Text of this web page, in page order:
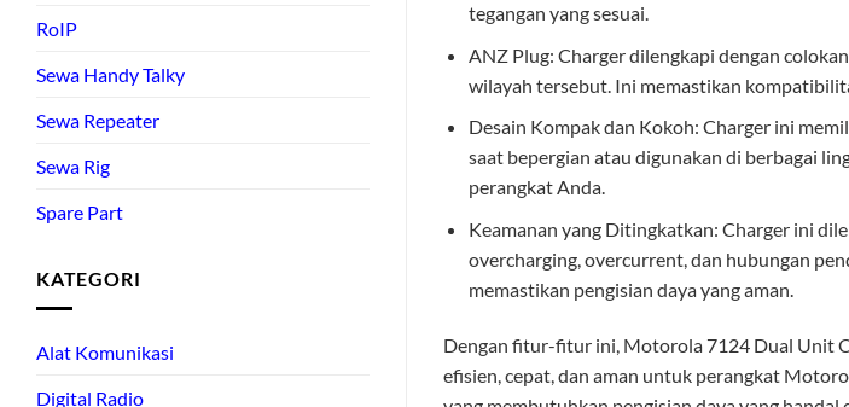
RoIP
Sewa Handy Talky
Sewa Repeater
Sewa Rig
Spare Part
KATEGORI
Alat Komunikasi
Digital Radio
tegangan yang sesuai.
ANZ Plug: Charger dilengkapi dengan
wilayah tersebut. Ini memastikan
Desain Kompak dan Kokoh: Charger ini
saat bepergian atau digunakan di berbagai
perangkat Anda.
Keamanan yang Ditingkatkan: Charger ini
overcharging, overcurrent, dan hubungan
memastikan pengisian daya yang aman.
Dengan fitur-fitur ini, Motorola 7124 Dual Unit
efisien, cepat, dan aman untuk perangkat